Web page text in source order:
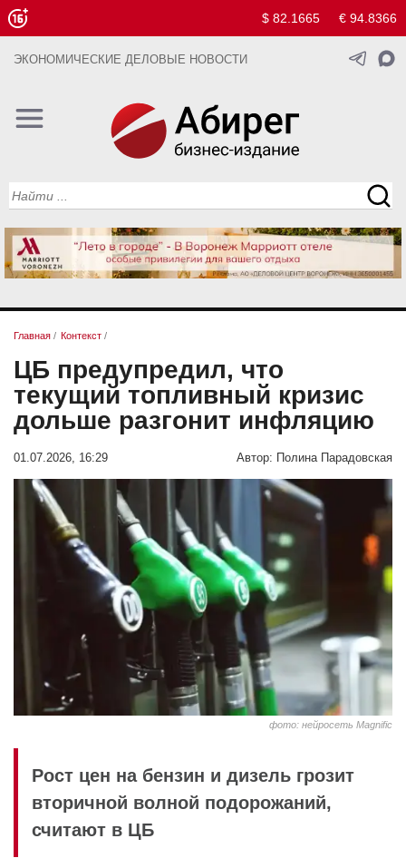
$ 82.1665 € 94.8366
ЭКОНОМИЧЕСКИЕ ДЕЛОВЫЕ НОВОСТИ
Главная / Контекст /
ЦБ предупредил, что
текущий топливный кризис
дольше разгонит инфляцию
01.07.2026, 16:29 Автор: Полина Парадовская
фото: нейросеть Мagnific
Рост цен на бензин и дизель грозит
вторичной волной подорожаний,
считают в ЦБ